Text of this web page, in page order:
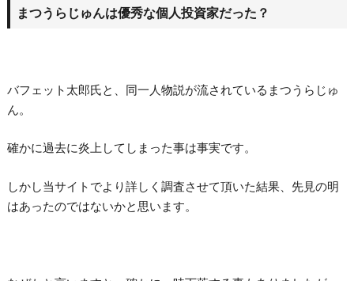
まつうらじゅんは優秀な個人投資家だった？
バフェット太郎氏と、同一人物説が流されているまつうらじゅ
ん。
確かに過去に炎上してしまった事は事実です。
しかし当サイトでより詳しく調査させて頂いた結果、先見の明
はあったのではないかと思います。